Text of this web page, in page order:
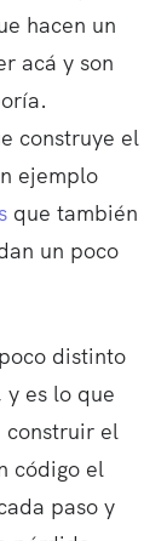
hacen un
acá y son
construye el
ejemplo
que también
un poco
distinto
y es lo que
construir el
código el
paso y